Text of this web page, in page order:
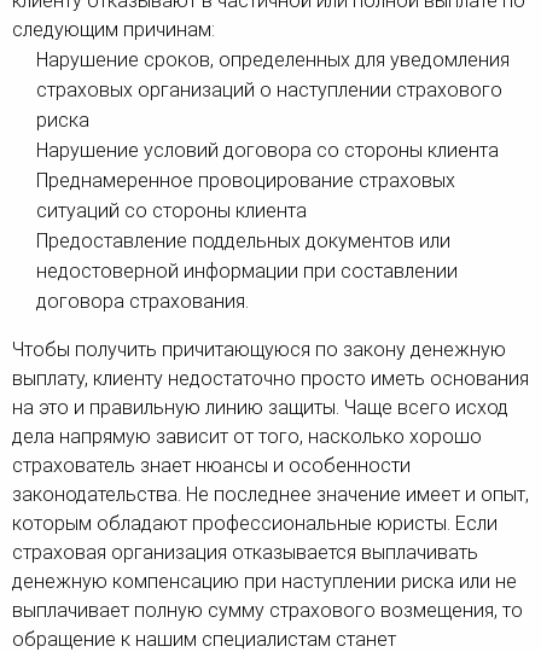
следующим причинам:
Нарушение сроков, определенных для уведомления
страховых организаций о наступлении страхового
риска
Нарушение условий договора со стороны клиента
Преднамеренное провоцирование страховых
ситуаций со стороны клиента
Предоставление поддельных документов или
недостоверной информации при составлении
договора страхования.
Чтобы получить причитающуюся по закону денежную
выплату, клиенту недостаточно просто иметь основания
на это и правильную линию защиты. Чаще всего исход
дела напрямую зависит от того, насколько хорошо
страхователь знает нюансы и особенности
законодательства. Не последнее значение имеет и опыт,
которым обладают профессиональные юристы. Если
страховая организация отказывается выплачивать
денежную компенсацию при наступлении риска или не
выплачивает полную сумму страхового возмещения, то
обращение к нашим специалистам станет